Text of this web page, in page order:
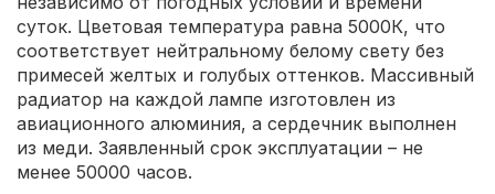
суток. Цветовая температура равна 5000К, что
соответствует нейтральному белому свету без
примесей желтых и голубых оттенков. Массивный
радиатор на каждой лампе изготовлен из
авиационного алюминия, а сердечник выполнен
из меди. Заявленный срок эксплуатации – не
менее 50000 часов.